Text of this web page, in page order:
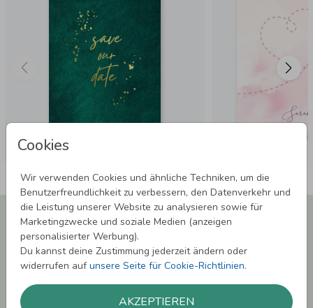
Cookies
Wir verwenden Cookies und ähnliche Techniken, um die
Benutzerfreundlichkeit zu verbessern, den Datenverkehr und
die Leistung unserer Website zu analysieren sowie für
Marketingzwecke und soziale Medien (anzeigen
personalisierter Werbung).
Du kannst deine Zustimmung jederzeit ändern oder
widerrufen aufunsere Seite für Cookie-Richtlinien.
AKZEPTIEREN
Newsletter abonnieren und 5,00 € Rabatt**
sichern!
Melde Dich zu unserem Newsletter an und bleibe auf dem
Laufenden.